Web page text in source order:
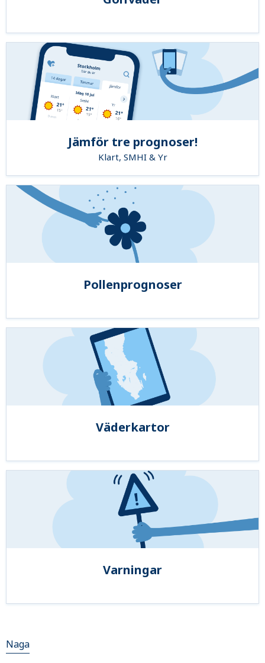
Jämför tre prognoser!
Klart, SMHI & Yr
Pollenprognoser
Väderkartor
Varningar
Naga